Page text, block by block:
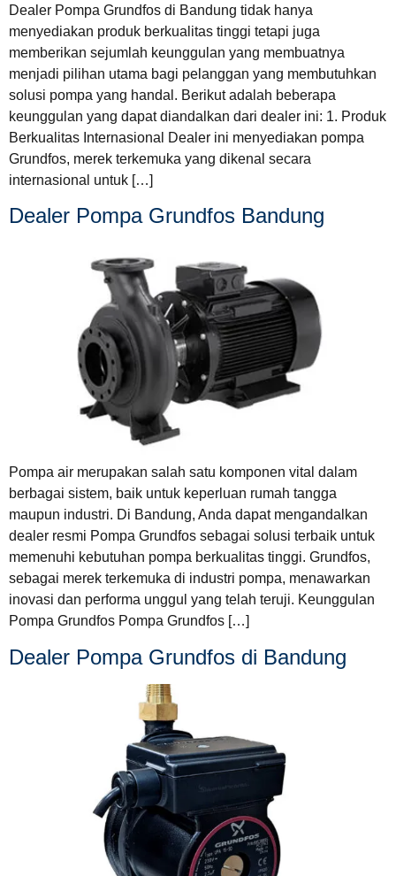
Dealer Pompa Grundfos di Bandung tidak hanya
menyediakan produk berkualitas tinggi tetapi juga
memberikan sejumlah keunggulan yang membuatnya
menjadi pilihan utama bagi pelanggan yang membutuhkan
solusi pompa yang handal. Berikut adalah beberapa
keunggulan yang dapat diandalkan dari dealer ini: 1. Produk
Berkualitas Internasional Dealer ini menyediakan pompa
Grundfos, merek terkemuka yang dikenal secara
internasional untuk […]
Dealer Pompa Grundfos Bandung
Pompa air merupakan salah satu komponen vital dalam
berbagai sistem, baik untuk keperluan rumah tangga
maupun industri. Di Bandung, Anda dapat mengandalkan
dealer resmi Pompa Grundfos sebagai solusi terbaik untuk
memenuhi kebutuhan pompa berkualitas tinggi. Grundfos,
sebagai merek terkemuka di industri pompa, menawarkan
inovasi dan performa unggul yang telah teruji. Keunggulan
Pompa Grundfos Pompa Grundfos […]
Dealer Pompa Grundfos di Bandung